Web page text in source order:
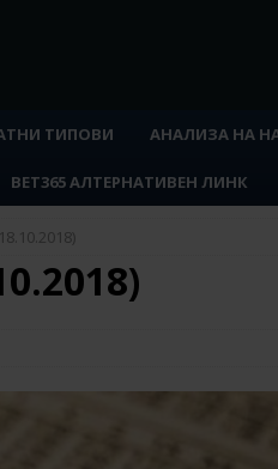
ТИПОВИ АНАЛИЗА НА
BET365 АЛТЕРНАТИВЕН ЛИНК